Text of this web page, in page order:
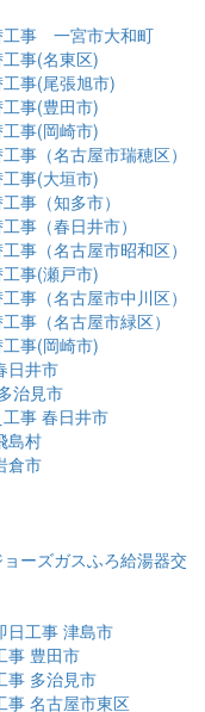
工事 一宮市大和町
事(名東区)
事(尾張旭市)
事(豊田市)
事(岡崎市)
事（名古屋市瑞穂区）
事(大垣市)
事（知多市）
事（春日井市）
事（名古屋市昭和区）
事(瀬戸市)
事（名古屋市中川区）
事（名古屋市緑区）
事(岡崎市)
日井市
治見市
事 春日井市
島村
倉市
ーズガスふろ給湯器交
日工事 津島市
事 豊田市
事 多治見市
事 名古屋市東区